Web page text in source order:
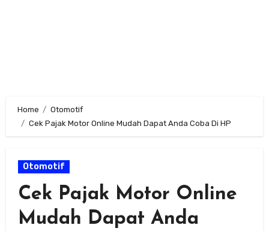
Home
Otomotif
Cek Pajak Motor Online Mudah Dapat Anda Coba Di HP
Otomotif
Cek Pajak Motor Online
Mudah Dapat Anda